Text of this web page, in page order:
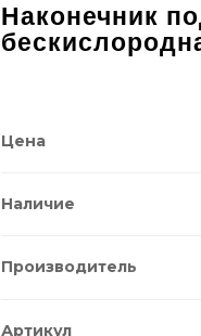
Наконечник
Цена
Наличие
Производитель
Артикул